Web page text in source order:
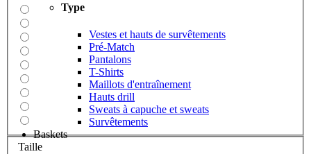
Type
Vestes et hauts de survêtements
Pré-Match
Pantalons
T-Shirts
Maillots d'entraînement
Hauts drill
Sweats à capuche et sweats
Survêtements
Baskets
Taille